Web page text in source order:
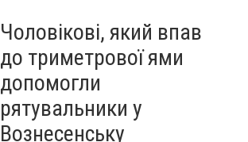
Чоловікові, який впав
до триметрової ями
допомогли
рятувальники у
Вознесенську